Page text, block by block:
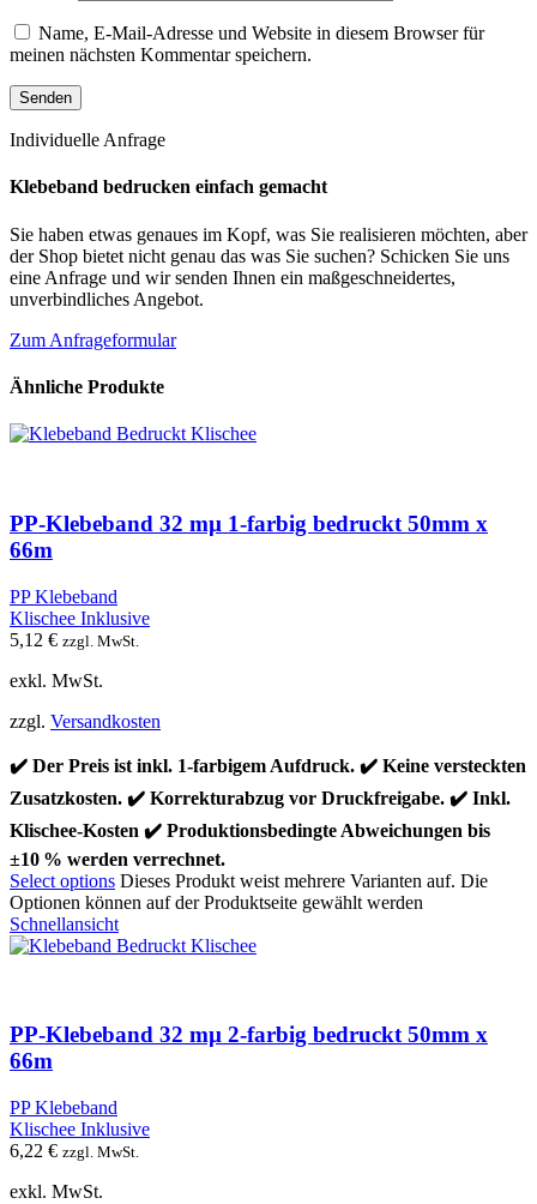
Name, E-Mail-Adresse und Website in diesem Browser für
meinen nächsten Kommentar speichern.
Individuelle Anfrage
Klebeband bedrucken einfach gemacht
Sie haben etwas genaues im Kopf, was Sie realisieren möchten, aber
der Shop bietet nicht genau das was Sie suchen? Schicken Sie uns
eine Anfrage und wir senden Ihnen ein maßgeschneidertes,
unverbindliches Angebot.
Zum Anfrageformular
Ähnliche Produkte
PP-Klebeband 32 mµ 1-farbig bedruckt 50mm x
66m
PP Klebeband
Klischee Inklusive
5,12 € zzgl. MwSt.
exkl. MwSt.
zzgl. Versandkosten
✔️ Der Preis ist inkl. 1-farbigem Aufdruck. ✔️ Keine versteckten
Zusatzkosten. ✔️ Korrekturabzug vor Druckfreigabe. ✔️ Inkl.
Klischee-Kosten ✔️ Produktionsbedingte Abweichungen bis
±10 % werden verrechnet.
Select options Dieses Produkt weist mehrere Varianten auf. Die
Optionen können auf der Produktseite gewählt werden
Schnellansicht
PP-Klebeband 32 mµ 2-farbig bedruckt 50mm x
66m
PP Klebeband
Klischee Inklusive
6,22 € zzgl. MwSt.
exkl. MwSt.